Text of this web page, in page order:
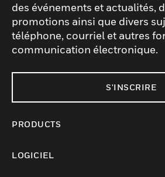
des événements et actualités,
promotions ainsi que divers
téléphone, courriel et autres
communication électronique.
S'INSCRIRE
PRODUCTS
LOGICIEL